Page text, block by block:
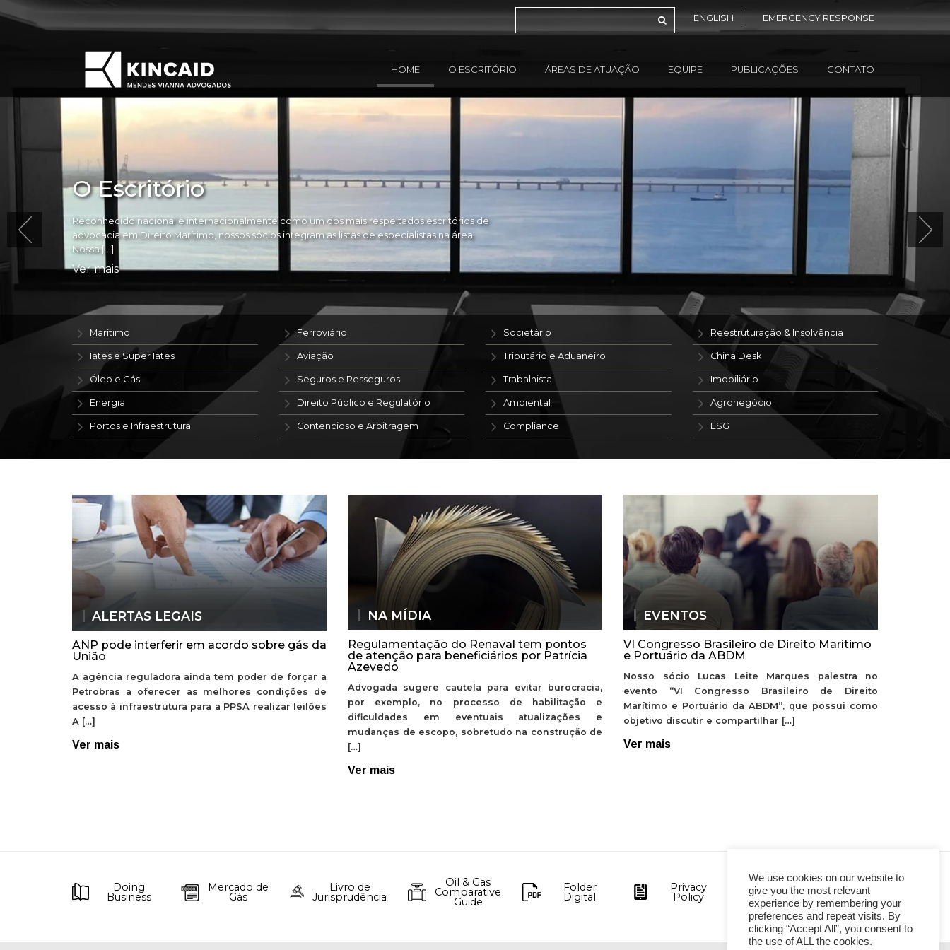
ENGLISH EMERGENCY RESPONSE
HOME O ESCRITÓRIO ÁREAS DE ATUAÇÃO EQUIPE PUBLICAÇÕES CONTATO
O Escritório
Reconhecido nacional e internacionalmente como um dos mais respeitados escritórios de
advocacia em Direito Marítimo, nossos sócios integram as listas de especialistas na área.
Nossa […]
Ver mais
Marítimo
Iates e Super Iates
Óleo e Gás
Energia
Portos e Infraestrutura
Ferroviário
Aviação
Seguros e Resseguros
Direito Público e Regulatório
Contencioso e Arbitragem
Societário
Tributário e Aduaneiro
Trabalhista
Ambiental
Compliance
Reestruturação & Insolvência
China Desk
Imobiliário
Agronegócio
ESG
ALERTAS LEGAIS
ANP pode interferir em acordo sobre gás da
União
A agência reguladora ainda tem poder de forçar a
Petrobras a oferecer as melhores condições de
acesso à infraestrutura para a PPSA realizar leilões
A […]
Ver mais
NA MÍDIA
Regulamentação do Renaval tem pontos
de atenção para beneficiários por Patrícia
Azevedo
Advogada sugere cautela para evitar burocracia,
por exemplo, no processo de habilitação e
dificuldades em eventuais atualizações e
mudanças de escopo, sobretudo na construção de
[…]
Ver mais
EVENTOS
VI Congresso Brasileiro de Direito Marítimo
e Portuário da ABDM
Nosso sócio Lucas Leite Marques palestra no
evento “VI Congresso Brasileiro de Direito
Marítimo e Portuário da ABDM”, que possui como
objetivo discutir e compartilhar […]
Ver mais
Doing
Business
Mercado de
Gás
Livro de
Jurisprudência
Oil & Gas
Comparative
Guide
Folder
Digital
Privacy
Policy
We use cookies on our website to
give you the most relevant
experience by remembering your
preferences and repeat visits. By
clicking “Accept All”, you consent to
the use of ALL the cookies.